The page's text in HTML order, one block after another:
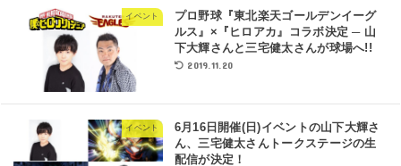
イベント
プロ野球『東北楽天ゴールデンイーグ
ルス』×『ヒロアカ』コラボ決定 ─ 山
下大輝さんと三宅健太さんが球場へ!!
2019.11.20
イベント
6月16日開催(日)イベントの山下大輝さ
ん、三宅健太さんトークステージの生
配信が決定！